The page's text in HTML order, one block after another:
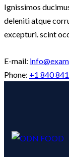
Ignissimos
deleniti atque
excepturi. scint
E-mail:
Phone: +1 840